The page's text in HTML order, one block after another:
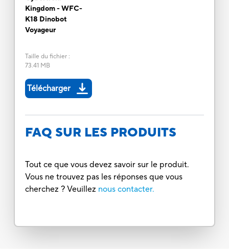
Kingdom - WFC-
K18 Dinobot
Voyageur
Taille du fichier:
73.41 MB
Télécharger
FAQ SUR LES PRODUITS
Tout ce que vous devez savoir sur le produit.
Vous ne trouvez pas les réponses que vous
cherchez ? Veuillez nous contacter.